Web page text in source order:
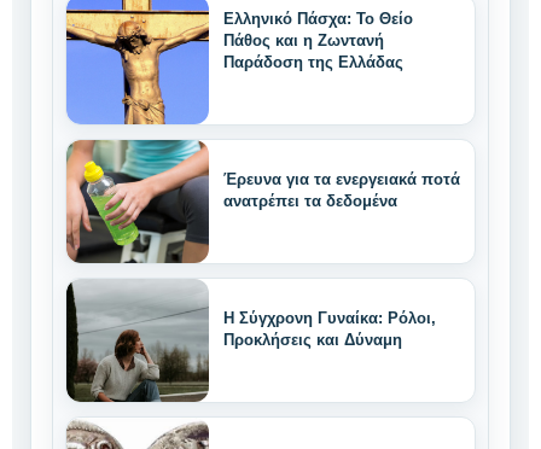
Ελληνικό Πάσχα: Το Θείο
Πάθος και η Ζωντανή
Παράδοση της Ελλάδας
Έρευνα για τα ενεργειακά ποτά
ανατρέπει τα δεδομένα
Η Σύγχρονη Γυναίκα: Ρόλοι,
Προκλήσεις και Δύναμη